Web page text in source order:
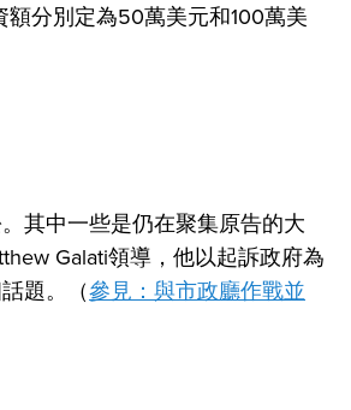
分別定為50萬美元和100萬美
其中一些是仍在聚集原告的大
Galati領導，他以起訴政府為
題。（參見：與市政廳作戰並